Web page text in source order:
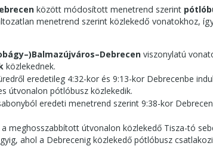
között módosított menetrend szerint
menetrend szerint közlekedő vonatokhoz,
viszonylatú
közlekednek.
eredetileg 4:32-kor és 9:13-kor Debrecenbe
útvonalon pótlóbusz közlekedik.
eredeti menetrend szerint 9:38-kor
meghosszabbított útvonalon közlekedő Tisza-tó
ahol a Debrecenig közlekedő pótlóbusz